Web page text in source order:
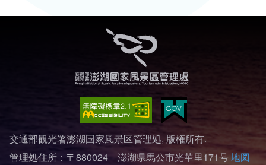
交通部観光署澎湖国家風景区管理処, 版権所有.
管理処住所：〒880024 澎湖県馬公市光華里171号地図